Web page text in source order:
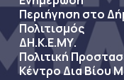
Περιήγηση στο
Πολιτισμός
ΔΗ.Κ.Ε.ΜΥ.
Πολιτική
Κέντρο Δια Βίου